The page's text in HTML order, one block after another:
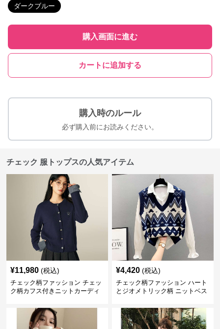
ダークブルー
購入画面に進む
カートに追加する
購入時のルール
必ず購入前にお読みください。
チェック 服トップスの人気アイテム
¥11,980 (税込)
チェック柄ファッション チェッ
ク柄カフス付きニットカーディ
¥4,420 (税込)
チェック柄ファッション ハート
とジオメトリック柄 ニットベス